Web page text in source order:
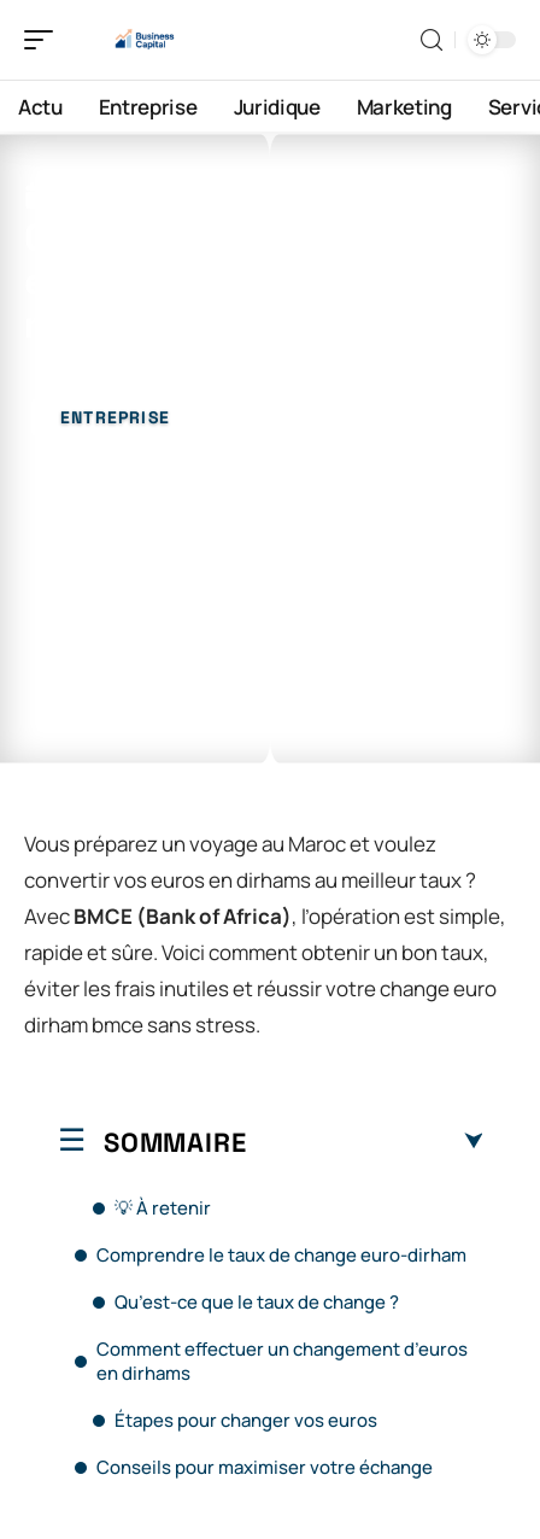
Actu Entreprise Juridique Marketing
ENTREPRISE
Vous préparez un voyage au Maroc et voulez
convertir vos euros en dirhams au meilleur taux ?
AvecBMCE (Bank of Africa), l’opération est simple,
rapide et sûre. Voici comment obtenir un bon taux,
éviter les frais inutiles et réussir votre change euro
dirham bmce sans stress.
SOMMAIRE
💡 À retenir
Comprendre le taux de change euro-dirham
Qu’est-ce que le taux de change ?
Comment effectuer un changement d’euros
en dirhams
Étapes pour changer vos euros
Conseils pour maximiser votre échange